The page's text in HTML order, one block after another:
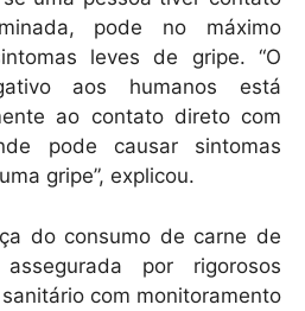
pode no máximo
leves de gripe. “O
aos humanos está
ao contato direto com
pode causar sintomas
gripe”, explicou.
do consumo de carne de
por rigorosos
com monitoramento